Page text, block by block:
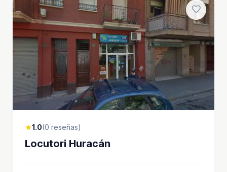
favorite
star1.0(0 reseñas)
Locutori Huracán